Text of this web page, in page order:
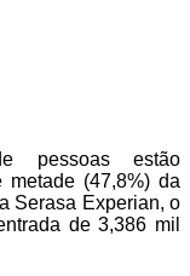
pessoas estão
metade (47,8%) da
Serasa Experian, o
de 3,386 mil